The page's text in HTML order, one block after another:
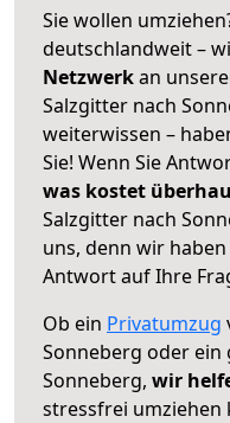
Sie wollen
deutschlandweit –
Netzwerkan
Salzgitter nach
weiterwissen –
Sie! Wenn Sie
was kostet
Salzgitter nach
uns, denn wir
Antwort auf Ihre
Ob ein Privatumzug
Sonneberg oder ein
Sonneberg, wir
stressfrei umziehen